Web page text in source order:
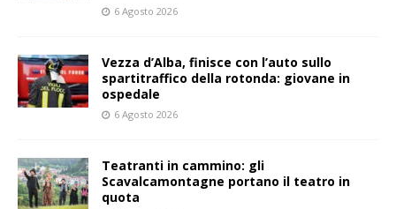
6 Agosto 2026
Vezza d’Alba, finisce con l’auto sullo
spartitraffico della rotonda: giovane in
ospedale
6 Agosto 2026
Teatranti in cammino: gli
Scavalcamontagne portano il teatro in
quota